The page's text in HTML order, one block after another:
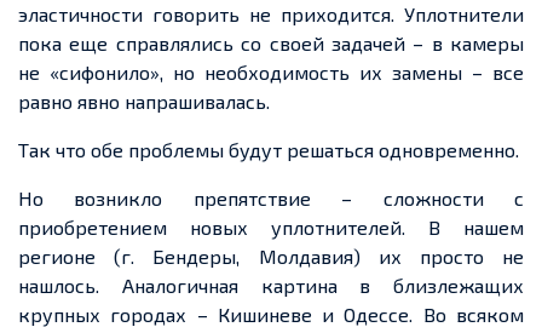
эластичности говорить не приходится. Уплотнители
пока еще справлялись со своей задачей – в камеры
не «сифонило», но необходимость их замены – все
равно явно напрашивалась.
Так что обе проблемы будут решаться одновременно.
Но возникло препятствие – сложности с
приобретением новых уплотнителей. В нашем
регионе (г. Бендеры, Молдавия) их просто не
нашлось. Аналогичная картина в близлежащих
крупных городах – Кишиневе и Одессе. Во всяком